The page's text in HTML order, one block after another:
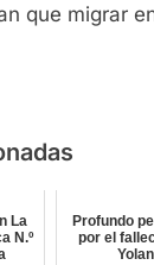
que migrar
La
N.º
Profundo
por el